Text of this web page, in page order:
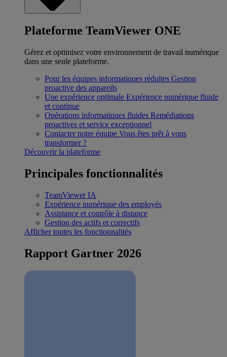
Plateforme TeamViewer ONE
Gérez et optimisez votre environnement de travail numérique
dans une seule plateforme.
Pour les équipes informatiques réduites Gestion
proactive des appareils
Une expérience optimale Expérience numérique fluide
et continue
Opérations informatiques fluides Remédiations
proactives et service exceptionnel
Contacter notre équipe Vous êtes prêt à vous
transformer ?
Découvrir la plateforme
Principales fonctionnalités
TeamViewer IA
Expérience numérique des employés
Assistance et contrôle à distance
Gestion des actifs et correctifs
Afficher toutes les fonctionnalités
Rapport Gartner 2026